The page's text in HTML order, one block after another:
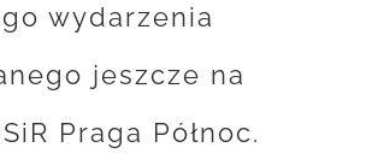
wydarzenia
jeszcze na
Praga Północ.